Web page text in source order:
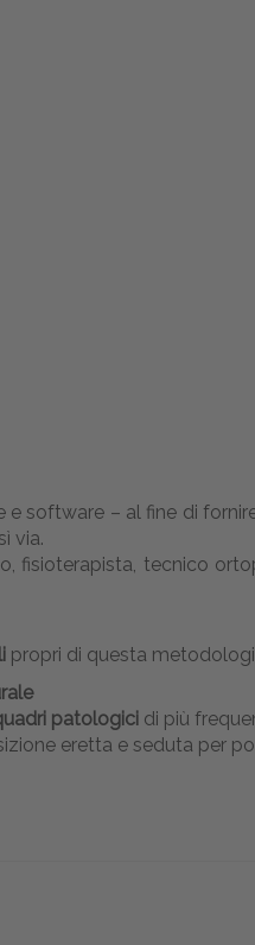
software – al fine di
via.
fisioterapista, tecnico
propri di questa
patologici di più
eretta e seduta per